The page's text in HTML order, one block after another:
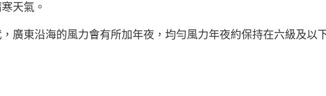
天氣。
廣東沿海的風力會有所加年夜，均勻風力年夜約保持在六級及以